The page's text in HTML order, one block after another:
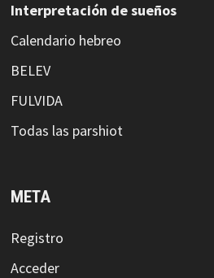
Interpretación de sueños
Calendario hebreo
BELEV
FULVIDA
Todas las parshiot
META
Registro
Acceder